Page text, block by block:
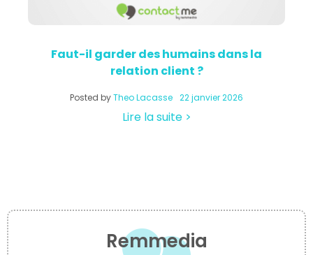
Faut-il garder des humains dans la
relation client ?
Posted byTheo Lacasse 22 janvier 2026
Lire la suite >
Remmedia